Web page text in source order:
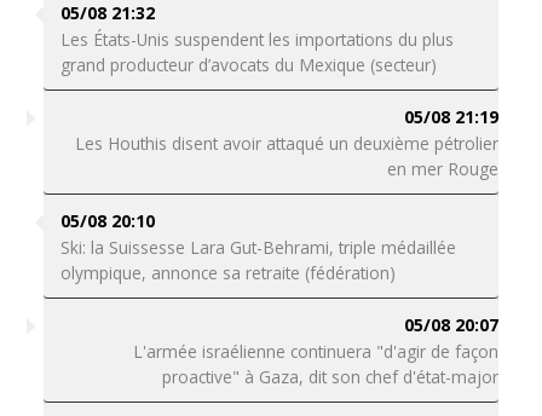
05/08 21:32
Les États-Unis suspendent les importations du plus
grand producteur d’avocats du Mexique (secteur)
05/08 21:19
Les Houthis disent avoir attaqué un deuxième pétrolier
en mer Rouge
05/08 20:10
Ski: la Suissesse Lara Gut-Behrami, triple médaillée
olympique, annonce sa retraite (fédération)
05/08 20:07
L'armée israélienne continuera "d'agir de façon
proactive" à Gaza, dit son chef d'état-major